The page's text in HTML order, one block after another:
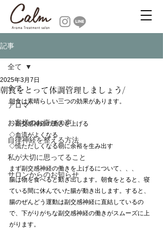
記事
全て
アロマ
お客様のお喜びの声
自律神経を整える方法
私が大切に思ってること
サロンからのお知らせ
全て
朝食をとって体調管理しましょう/
2025年3月7日
朝食は素晴らしい三つの効果があります。
◇副交感神経の働きを上げる
◇血流がよくなる
◇慌ただしくなる朝に余裕を生み出す
まず副交感神経の働きを上げるについて、、、
腸は物を食べると動き出します。朝食をとると、寝
ている間に休んでいた腸が動き出します。すると、
腸のぜんどう運動は副交感神経に直結しているの
で、下がりがちな副交感神経の働きがスムーズに上
がります。